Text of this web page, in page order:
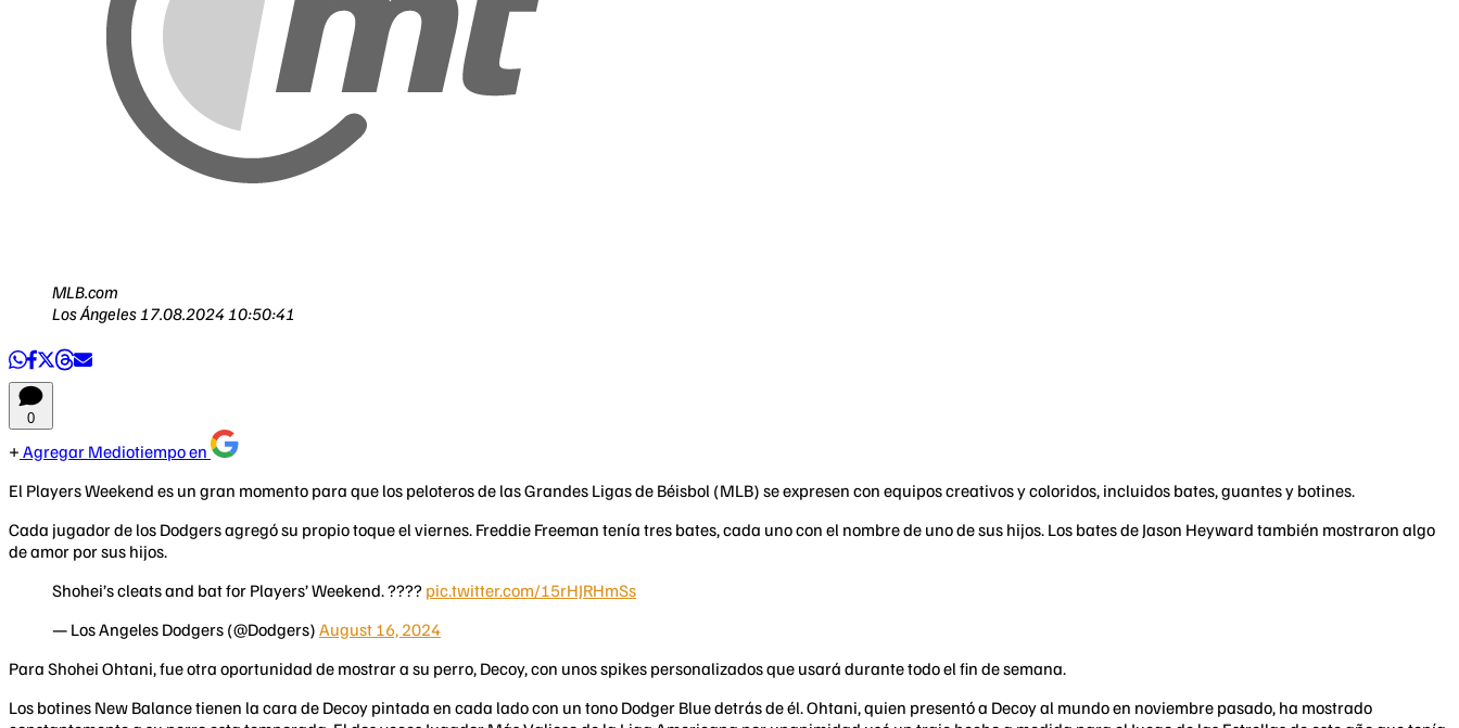
MLB.com
Los Ángeles 17.08.2024 10:50:41
0
Agregar Mediotiempo en
El Players Weekend es un gran momento para que los peloteros de las Grandes Ligas de Béisbol (MLB) se expresen con equipos creativos y coloridos, incluidos bates, guantes y botines.
Cada jugador de los Dodgers agregó su propio toque el viernes. Freddie Freeman tenía tres bates, cada uno con el nombre de uno de sus hijos. Los bates de Jason Heyward también mostraron algo
de amor por sus hijos.
Shohei’s cleats and bat for Players’ Weekend. ???? pic.twitter.com/15rHJRHmSs
— Los Angeles Dodgers (@Dodgers) August 16, 2024
Para Shohei Ohtani, fue otra oportunidad de mostrar a su perro, Decoy, con unos spikes personalizados que usará durante todo el fin de semana.
Los botines New Balance tienen la cara de Decoy pintada en cada lado con un tono Dodger Blue detrás de él. Ohtani, quien presentó a Decoy al mundo en noviembre pasado, ha mostrado